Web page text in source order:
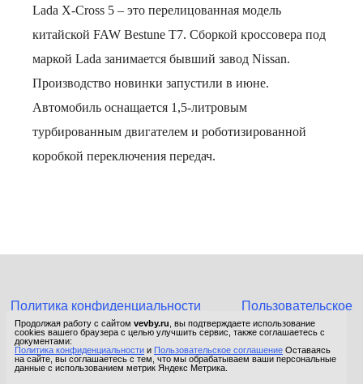
Lada X-Cross 5 – это перелицованная модель
китайской FAW Bestune T7. Сборкой кроссовера под
маркой Lada занимается бывший завод Nissan.
Производство новинки запустили в июне.
Автомобиль оснащается 1,5-литровым
турбированным двигателем и роботизированной
коробкой переключения передач.
Политика конфиденциальности
Пользовательское
соглашение
© 2015-2026 Сетевое издание «Фактом». Зарегистрировано в
Федеральной службе по надзору в сфере связи, информационных
технологий и массовых коммуникаций (Роскомнадзор).
Продолжая работу с сайтом vevby.ru , вы подтверждаете использование
cookies вашего браузера с целью улучшить сервис, также соглашаетесь с
документами:
Политика конфиденциальности и Пользовательское соглашение Оставаясь
на сайте, вы соглашаетесь с тем, что мы обрабатываем ваши персональные
данные с использованием метрик Яндекс Метрика.